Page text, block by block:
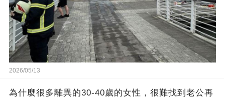
2026/05/13
為什麼很多離異的30-40歲的女性，很難找到老公再